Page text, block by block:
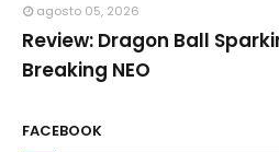
agosto 05, 2026
Review: Dragon Ball
Breaking NEO
FACEBOOK